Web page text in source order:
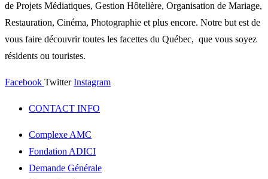
de Projets Médiatiques, Gestion Hôtelière, Organisation de Mariage,
Restauration, Cinéma, Photographie et plus encore. Notre but est de
vous faire découvrir toutes les facettes du Québec, que vous soyez
résidents ou touristes.
Facebook Twitter Instagram
CONTACT INFO
Complexe AMC
Fondation ADICI
Demande Générale